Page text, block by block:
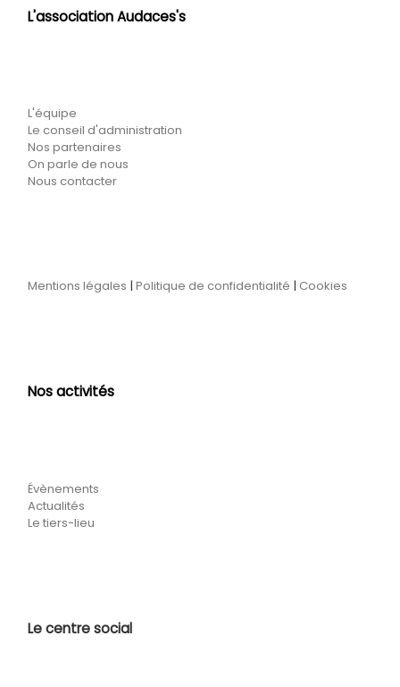
L'association Audaces's
L'équipe
Le conseil d'administration
Nos partenaires
On parle de nous
Nous contacter
Mentions légales |Politique de confidentialité |Cookies
Nos activités
Évènements
Actualités
Le tiers-lieu
Le centre social